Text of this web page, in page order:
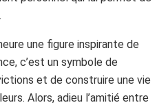
une figure inspirante de
c’est un symbole de
et de construire une vie
Alors, adieu l’amitié entre